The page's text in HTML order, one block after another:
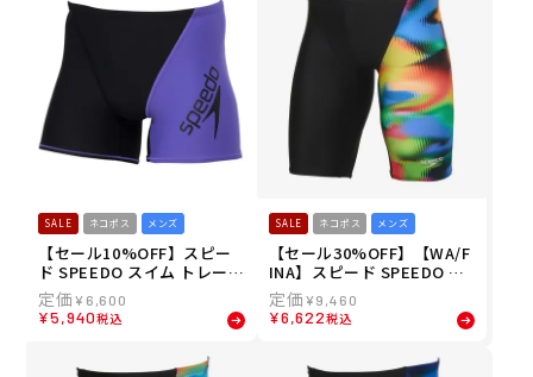
SALE ネコポス メンズ
【セール10%OFF】スピー
ド SPEEDO スイム トレーニ
ング 競泳 水着 パネル フリ
ージリー ターンズ ハーフ ボ
ックス Panel Freasily Tur
メンズ 男性 25S2 秋冬
¥ 6,600
¥5,940税込
SALE ネコポス メンズ
【セール30%OFF】【WA/F
INA】スピード SPEEDO ス
イム 競泳 水着 フレックス
シグマ カイ ジャマー 3 FLE
X Σχ Jammer3 SC62550F-
¥9,460
¥6,622税込